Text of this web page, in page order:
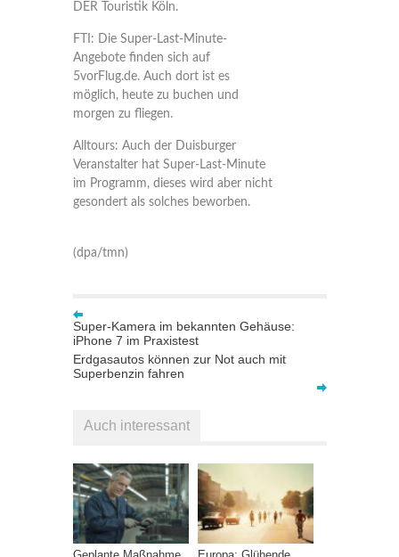
DER Touristik Köln.
FTI: Die Super-Last-Minute-
Angebote finden sich auf
5vorFlug.de. Auch dort ist es
möglich, heute zu buchen und
morgen zu fliegen.
Alltours: Auch der Duisburger
Veranstalter hat Super-Last-Minute
im Programm, dieses wird aber nicht
gesondert als solches beworben.
(dpa/tmn)
Super-Kamera im bekannten Gehäuse:
iPhone 7 im Praxistest
Erdgasautos können zur Not auch mit
Superbenzin fahren
Auch interessant